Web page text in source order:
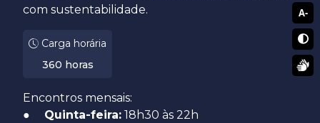
com sustentabilidade.
Carga horária
360 horas
Encontros mensais:
● Quinta-feira: 18h30 às 22h
A-